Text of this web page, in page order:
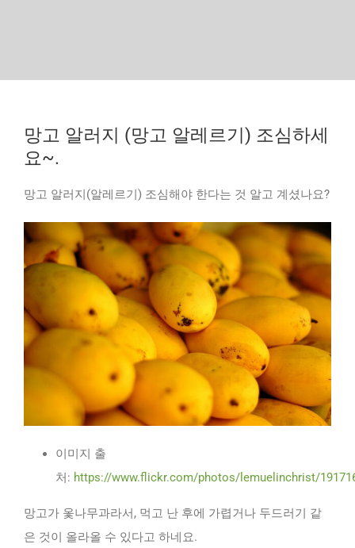
망고 알러지 (망고 알레르기) 조심하세
요~.
망고 알러지(알레르기) 조심해야 한다는 것 알고 계셨나요?
이미지 출
처: https://www.flickr.com/photos/lemuelinchrist/
망고가 옻나무과라서, 먹고 난 후에 가렵거나 두드러기 같
은 것이 올라올 수 있다고 하네요.